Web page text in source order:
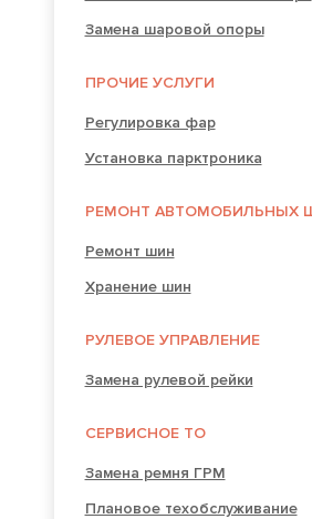
Замена шаровой опоры
ПРОЧИЕ УСЛУГИ
Регулировка фар
Установка парктроника
РЕМОНТ АВТОМОБИЛЬНЫХ
Ремонт шин
Хранение шин
РУЛЕВОЕ УПРАВЛЕНИЕ
Замена рулевой рейки
СЕРВИСНОЕ ТО
Замена ремня ГРМ
Плановое техобслуживание